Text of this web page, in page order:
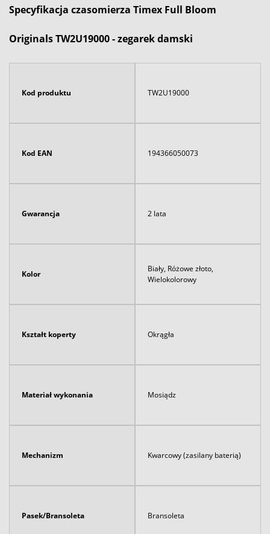
Specyfikacja czasomierza Timex Full Bloom
Originals TW2U19000 - zegarek damski
Kod produktu TW2U19000
Kod EAN 194366050073
Gwarancja 2 lata
Kolor
Biały, Różowe złoto,
Wielokolorowy
Kształt koperty Okrągła
Materiał wykonania Mosiądz
Mechanizm Kwarcowy (zasilany baterią)
Pasek/Bransoleta Bransoleta